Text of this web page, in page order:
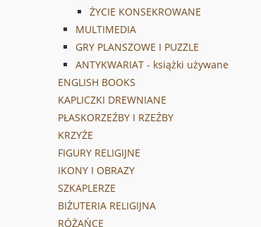
ŻYCIE KONSEKROWANE
MULTIMEDIA
GRY PLANSZOWE I PUZZLE
ANTYKWARIAT - książki używane
ENGLISH BOOKS
KAPLICZKI DREWNIANE
PŁASKORZEŹBY I RZEŹBY
KRZYŻE
FIGURY RELIGIJNE
IKONY I OBRAZY
SZKAPLERZE
BIŻUTERIA RELIGIJNA
RÓŻAŃCE